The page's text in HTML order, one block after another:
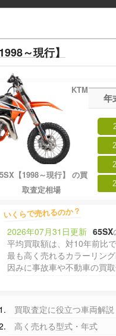
～現行】
年
KTM
【1998～現行】 の買
取査定相場
いくらで売れるのか？
2026年07月31日更新 65SX
平均買取額は、対10年前比
最も高く売れるカラーリン
因みに事故車や不動車の買
買取査定に役立つ車両解説
高く売れる型式・年式